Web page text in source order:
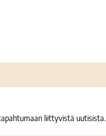
liittyvistä uutisista.